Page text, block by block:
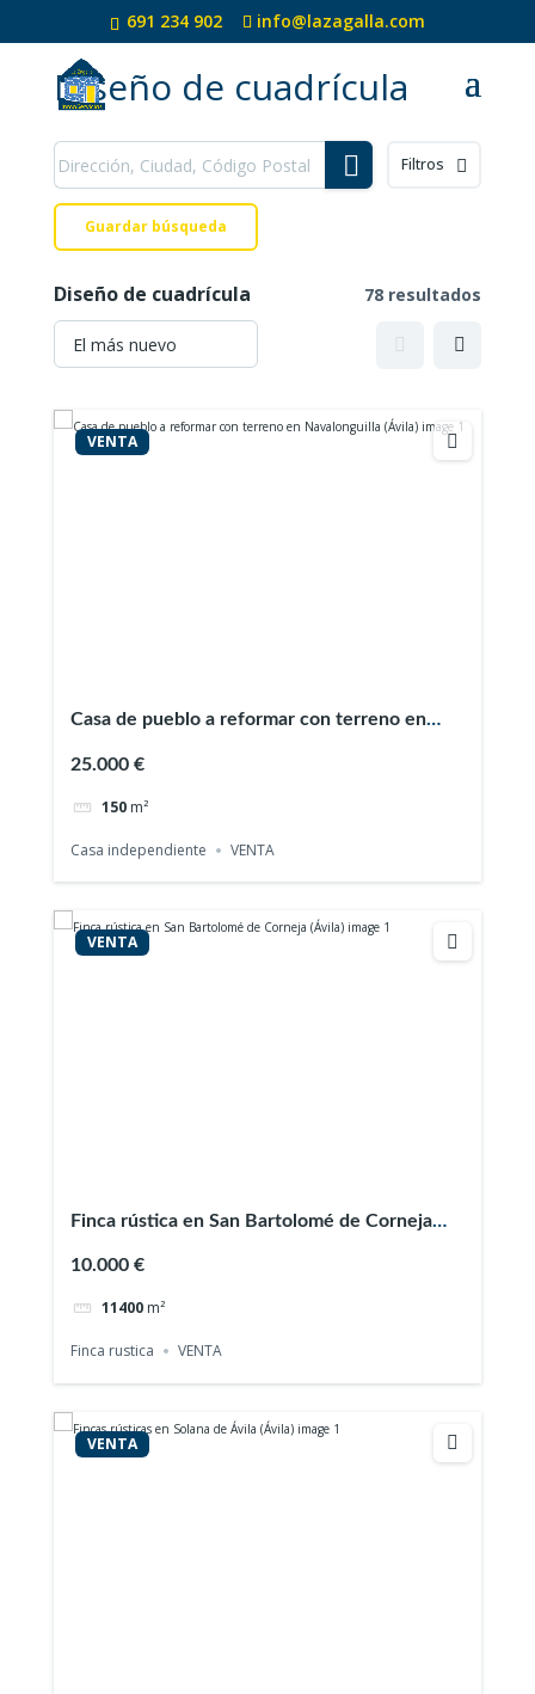
691 234 902 info@lazagalla.com
Diseño de cuadrícula
Filtros
Guardar búsqueda
Diseño de cuadrícula 78 resultados
VENTA
Casa de pueblo a reformar con terreno en
25.000 €
150 m²
Casa independiente VENTA
VENTA
Finca rústica en San Bartolomé de Corneja
10.000 €
11400 m²
Finca rustica VENTA
VENTA